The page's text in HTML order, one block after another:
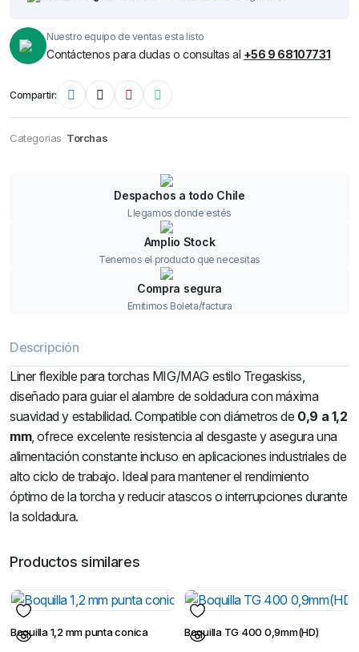
Nuestro equipo de ventas esta listo
Contáctenos para dudas o consultas al +56 9 68107731
Compartir:
Categorias Torchas
Despachos a todo Chile
Llegamos donde estés
Amplio Stock
Tenemos el producto que necesitas
Compra segura
Emitimos Boleta/factura
Descripción
Liner flexible para torchas MIG/MAG estilo Tregaskiss,
diseñado para guiar el alambre de soldadura con máxima
suavidad y estabilidad. Compatible con diámetros de 0,9 a 1,2
mm, ofrece excelente resistencia al desgaste y asegura una
alimentación constante incluso en aplicaciones industriales de
alto ciclo de trabajo. Ideal para mantener el rendimiento
óptimo de la torcha y reducir atascos o interrupciones durante
la soldadura.
Productos similares
Boquilla 1,2 mm punta conica Boquilla TG 400 0,9mm(HD)